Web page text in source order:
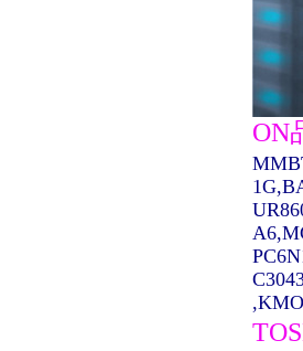
ON